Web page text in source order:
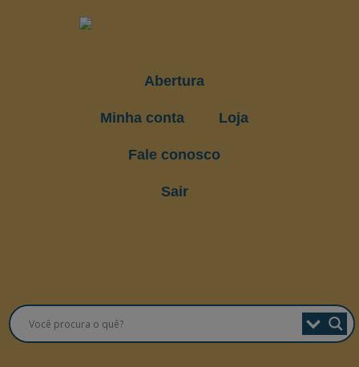
Abertura
Minha conta Loja
Fale conosco
Sair